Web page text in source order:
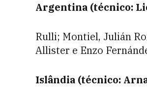
Argentina (técnico:
Rulli; Montiel, Julián
Allister e Enzo
Islândia (técnico: